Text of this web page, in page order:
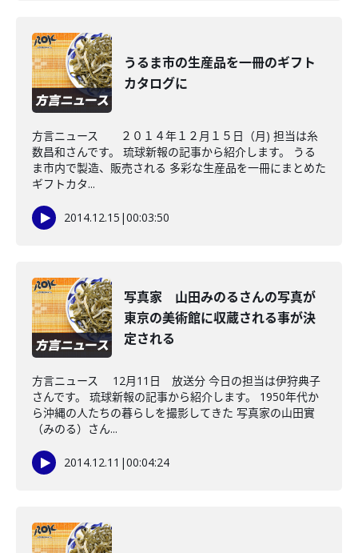
うるま市の生産品を一冊のギフト
カタログに
方言ニュース ２０１４年１２月１５日（月) 担当は糸
数昌和さんです。 琉球新報の記事から紹介します。 うる
ま市内で製造、販売される 多彩な生産品を一冊にまとめた
ギフトカタ...
2014.12.15 |00:03:50
写真家 山田みのるさんの写真が
東京の美術館に収蔵される事が決
定される
方言ニュース 12月11日 放送分 今日の担当は伊狩典子
さんです。 琉球新報の記事から紹介します。 1950年代か
ら沖縄の人たちの暮らしを撮影してきた 写真家の山田實
（みのる）さん...
2014.12.11 |00:04:24